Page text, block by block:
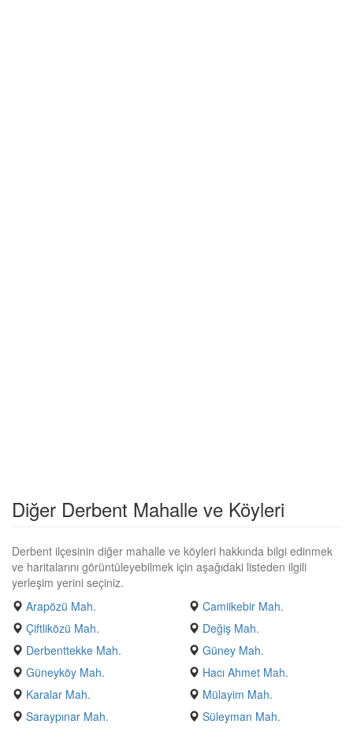
Diğer Derbent Mahalle ve Köyleri
Derbent ilçesinin diğer mahalle ve köyleri hakkında bilgi edinmek
ve haritalarını görüntüleyebilmek için aşağıdaki listeden ilgili
yerleşim yerini seçiniz.
Arapözü Mah.
Camiikebir Mah.
Çiftliközü Mah.
Değiş Mah.
Derbenttekke Mah.
Güney Mah.
Güneyköy Mah.
Hacı Ahmet Mah.
Karalar Mah.
Mülayim Mah.
Saraypınar Mah.
Süleyman Mah.